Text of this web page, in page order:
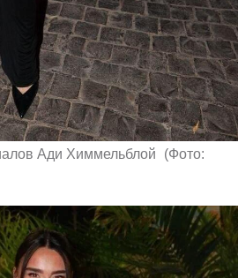
Ади Химмельблой (Фото: